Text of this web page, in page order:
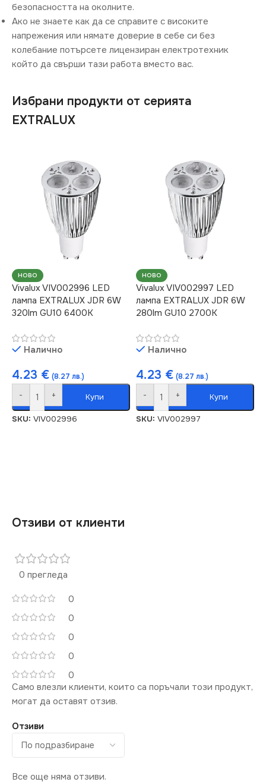
безопасността на околните.
Ако не знаете как да се справите с високите
напрежения или нямате доверие в себе си без
колебание потърсете лицензиран електротехник
който да свърши тази работа вместо вас.
Избрани продукти от серията
EXTRALUX
НОВО
Vivalux VIV002996 LED
лампа EXTRALUX JDR 6W
320lm GU10 6400K
Налично
4.23 € (8.27 лв.)
- + Купи
SKU: VIV002996
НОВО
Vivalux VIV002997 LED
лампа EXTRALUX JDR 6W
280lm GU10 2700K
Налично
4.23 € (8.27 лв.)
- + Купи
SKU: VIV002997
Отзиви от клиенти
0 прегледа
0
0
0
0
0
Отзиви
Все още няма отзиви.
Само влезли клиенти, които са поръчали този продукт,
могат да оставят отзив.